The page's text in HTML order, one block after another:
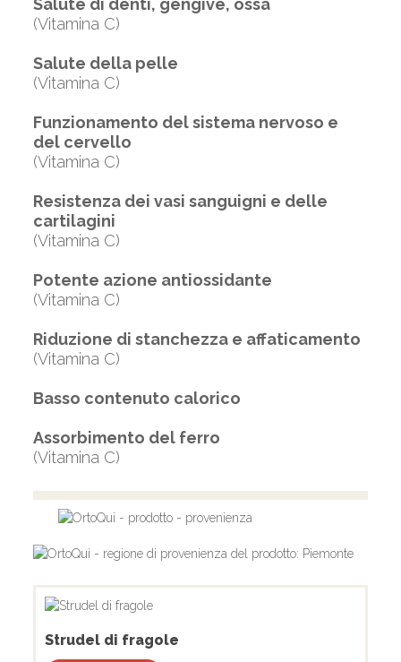
Salute di denti, gengive, ossa
(Vitamina C)
Salute della pelle
(Vitamina C)
Funzionamento del sistema nervoso e
del cervello
(Vitamina C)
Resistenza dei vasi sanguigni e delle
cartilagini
(Vitamina C)
Potente azione antiossidante
(Vitamina C)
Riduzione di stanchezza e affaticamento
(Vitamina C)
Basso contenuto calorico
Assorbimento del ferro
(Vitamina C)
Strudel di fragole